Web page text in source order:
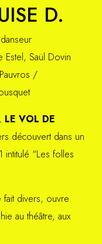
D.
Estel, Saül Dovin
/
LE VOL DE
découvert dans un
intitulé “Les folles
fait divers, ouvre
au théâtre, aux